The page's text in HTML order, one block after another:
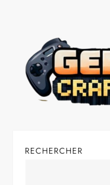
RECHERCHER